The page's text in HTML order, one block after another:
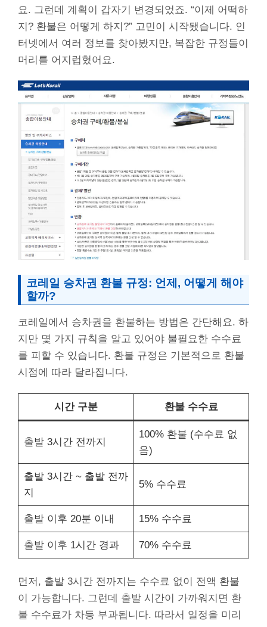
요. 그런데 계획이 갑자기 변경되었죠. “이제 어떡하
지? 환불은 어떻게 하지?” 고민이 시작됐습니다. 인
터넷에서 여러 정보를 찾아봤지만, 복잡한 규정들이
머리를 어지럽혔어요.
코레일 승차권 환불 규정: 언제, 어떻게 해야
할까?
코레일에서 승차권을 환불하는 방법은 간단해요. 하
지만 몇 가지 규칙을 알고 있어야 불필요한 수수료
를 피할 수 있습니다. 환불 규정은 기본적으로 환불
시점에 따라 달라집니다.
시간 구분 환불 수수료
출발 3시간 전까지
100% 환불 (수수료 없
음)
출발 3시간 ~ 출발 전까
지
5% 수수료
출발 이후 20분 이내 15% 수수료
출발 이후 1시간 경과 70% 수수료
먼저, 출발 3시간 전까지는 수수료 없이 전액 환불
이 가능합니다. 그런데 출발 시간이 가까워지면 환
불 수수료가 차등 부과됩니다. 따라서 일정을 미리